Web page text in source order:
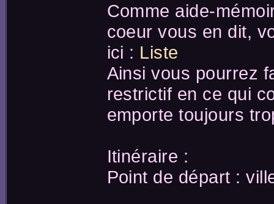
Comme aide-
coeur vous en dit,
ici : Liste
Ainsi vous pourrez
restrictif en ce qui
emporte toujours
Itinéraire :
Point de départ :